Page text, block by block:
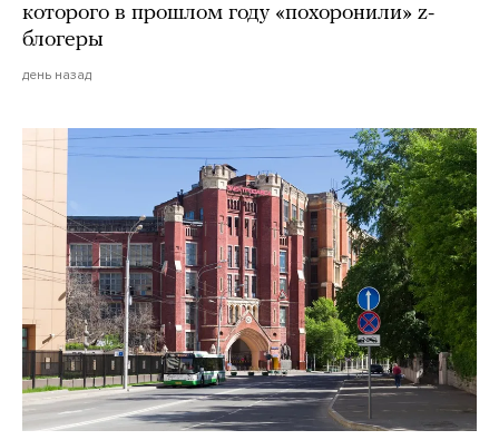
которого в прошлом году «похоронили» z-
блогеры
день назад